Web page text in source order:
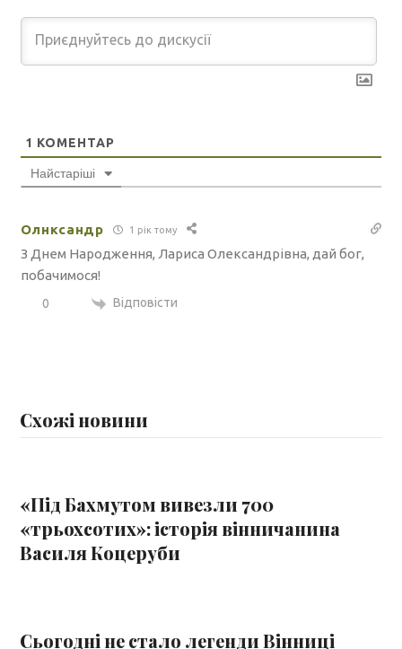
1 КОМЕНТАР
Найстаріші
Олнксандр 1 рік тому
З Днем Народження, Лариса Олександрівна, дай бог,
побачимося!
0 Відповісти
Схожі новини
«Під Бахмутом вивезли 700
«трьохсотих»: історія вінничанина
Василя Коцеруби
Сьогодні не стало легенди Вінниці